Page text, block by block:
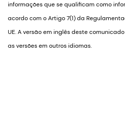
informações que se qualificam como
acordo com o Artigo 7(1) da
UE. A versão em inglês deste
as versões em outros idiomas.